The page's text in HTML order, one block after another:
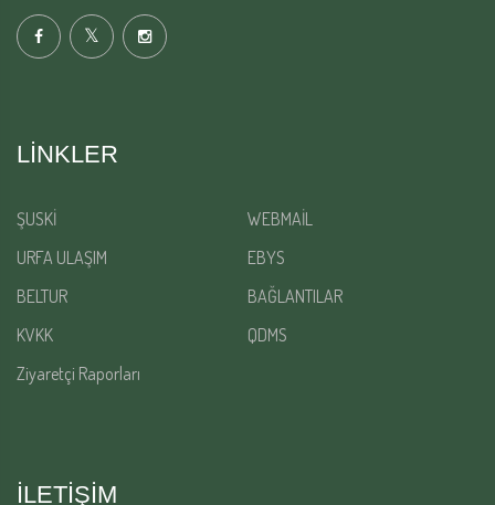
LINKLER
ŞUSKİ
WEBMAİL
URFA ULAŞIM
EBYS
BELTUR
BAĞLANTILAR
KVKK
QDMS
Ziyaretçi Raporları
İLETİŞİM